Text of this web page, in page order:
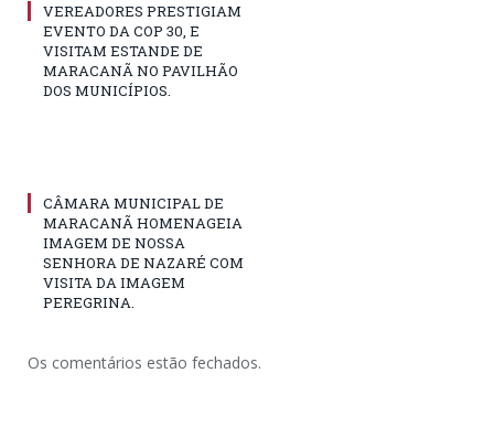
VEREADORES PRESTIGIAM
EVENTO DA COP 30, E
VISITAM ESTANDE DE
MARACANÃ NO PAVILHÃO
DOS MUNICÍPIOS.
CÂMARA MUNICIPAL DE
MARACANÃ HOMENAGEIA
IMAGEM DE NOSSA
SENHORA DE NAZARÉ COM
VISITA DA IMAGEM
PEREGRINA.
Os comentários estão fechados.